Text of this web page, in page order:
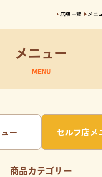
メニュー
MENU
ー セルフ店メ
商品カテゴリー
店舗 一覧 メニ